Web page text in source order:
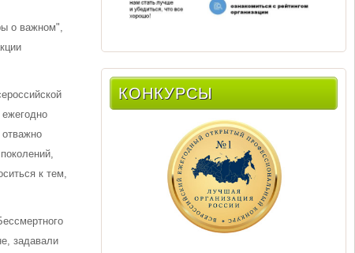
о важном",
к тем,
задавали
КОНКУРСЫ